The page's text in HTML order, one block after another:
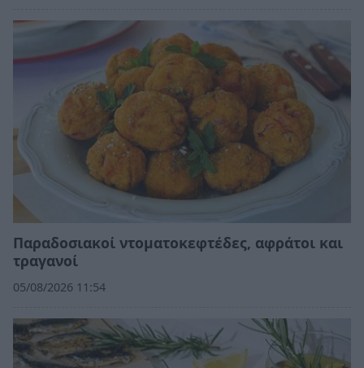
Παραδοσιακοί ντοματοκεφτέδες, αφράτοι και
τραγανοί
05/08/2026 11:54